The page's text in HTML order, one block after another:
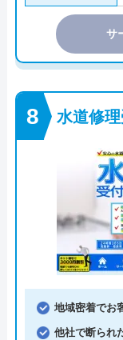
サ
水道修
地域密着でお
他社で断られ